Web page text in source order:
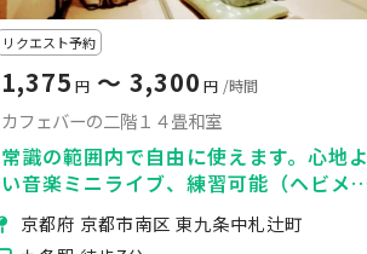
リクエスト予約
1,375 円 〜 3,300 円 /時間
カフェバーの二階１４畳和室
常識の範囲内で自由に使えます。心地よ
い音楽ミニライブ、練習可能（ヘビメ
タ、ハードロック、ダンスミュージック
等を除く）
京都府 京都市南区 東九条中札辻町